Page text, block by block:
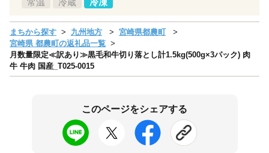
まちから探す 九州地方
宮崎県都農町
宮崎県 都農町の返礼品一覧
月数量限定≪訳あり≫黒毛和牛切り落とし計1.5kg(500g×3パック) 肉
牛 牛肉 国産_T025-0015
このページをシェアする